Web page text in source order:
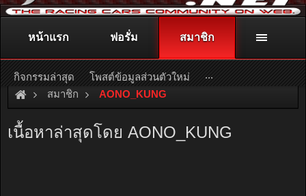
ติดต่อลงโฆษณา racingweb@gmail.comหรือโทร. 081-811-1138
หรืออ่านรายละเอียดเพิ่มเติม คลิกที่นี่
สมาชิก AONO_KUNG
เนื้อหาล่าสุดโดย AONO_KUNG
หน้าแรก ฟอรั่ม สมาชิก
กิจกรรมล่าสุด โพสต์ข้อมูลส่วนตัวใหม่ ...